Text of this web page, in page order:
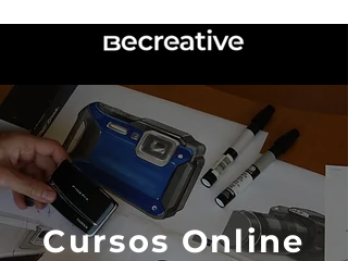
Cursos Online